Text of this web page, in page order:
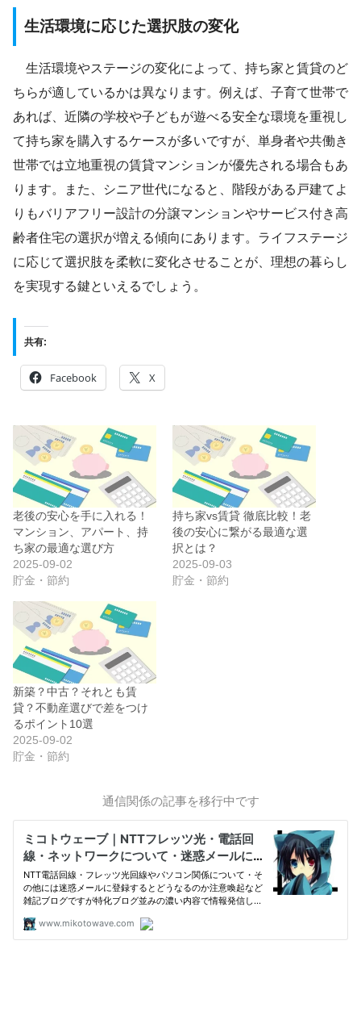
生活環境に応じた選択肢の変化
生活環境やステージの変化によって、持ち家と賃貸のど
ちらが適しているかは異なります。例えば、子育て世帯で
あれば、近隣の学校や子どもが遊べる安全な環境を重視し
て持ち家を購入するケースが多いですが、単身者や共働き
世帯では立地重視の賃貸マンションが優先される場合もあ
ります。また、シニア世代になると、階段がある戸建てよ
りもバリアフリー設計の分譲マンションやサービス付き高
齢者住宅の選択が増える傾向にあります。ライフステージ
に応じて選択肢を柔軟に変化させることが、理想の暮らし
を実現する鍵といえるでしょう。
共有:
Facebook X
老後の安心を手に入れる！
マンション、アパート、持
ち家の最適な選び方
2025-09-02
貯金・節約
持ち家vs賃貸 徹底比較！老
後の安心に繋がる最適な選
択とは？
2025-09-03
貯金・節約
新築？中古？それとも賃
貸？不動産選びで差をつけ
るポイント10選
2025-09-02
貯金・節約
通信関係の記事を移行中です